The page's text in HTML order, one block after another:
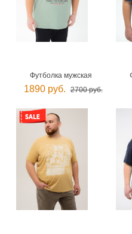
Футболка мужская
1890 руб. 2700 руб.